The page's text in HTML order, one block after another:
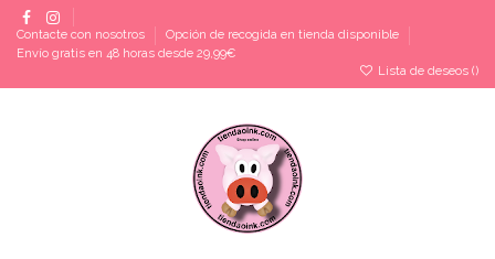
Contacte con nosotros
Opción de recogida en tienda disponible
Envío gratis en 48 horas desde 29,99€
Lista de deseos ()